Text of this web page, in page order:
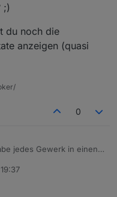
;)
du noch die
anzeigen (quasi
0
jedes Gewerk in einen